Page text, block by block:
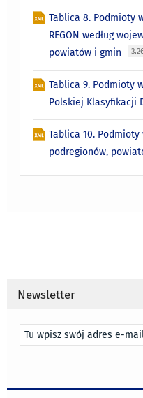
Tablica 8. Podmioty
REGON według
powiatów i gmin
Tablica 9. Podmioty
Polskiej Klasyfikacji
Tablica 10. Podmioty
podregionów,
Newsletter